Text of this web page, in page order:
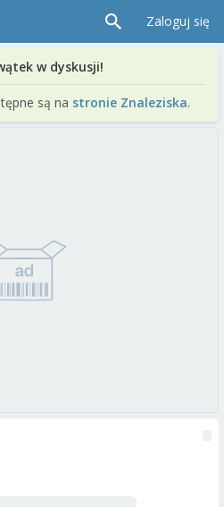
Zaloguj się
w dyskusji!
są na stronie Znaleziska.